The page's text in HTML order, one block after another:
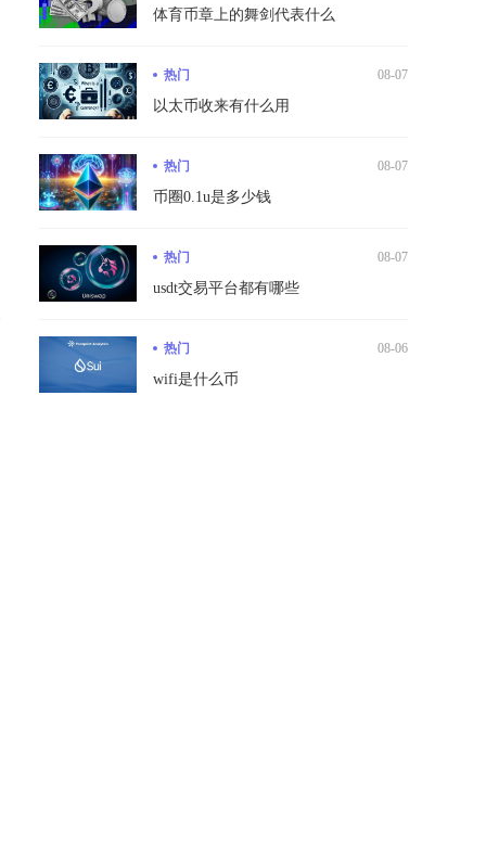
体育币章上的舞剑代表什么
热门 08-07
以太币收来有什么用
热门 08-07
币圈0.1u是多少钱
热门 08-07
usdt交易平台都有哪些
热门 08-06
wifi是什么币